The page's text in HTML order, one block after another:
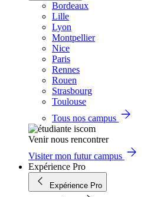
Bordeaux
Lille
Lyon
Montpellier
Nice
Paris
Rennes
Rouen
Strasbourg
Toulouse
Tous nos campus
Venir nous rencontrer
Visiter mon futur campus
Expérience Pro
Expérience Pro